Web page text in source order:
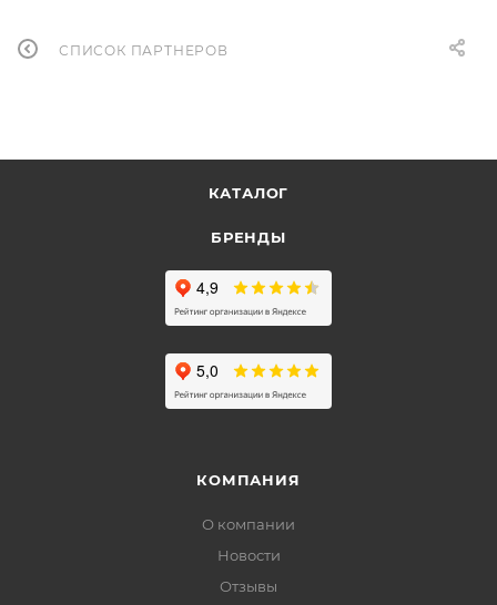
СПИСОК ПАРТНЕРОВ
КАТАЛОГ
БРЕНДЫ
КОМПАНИЯ
О компании
Новости
Отзывы